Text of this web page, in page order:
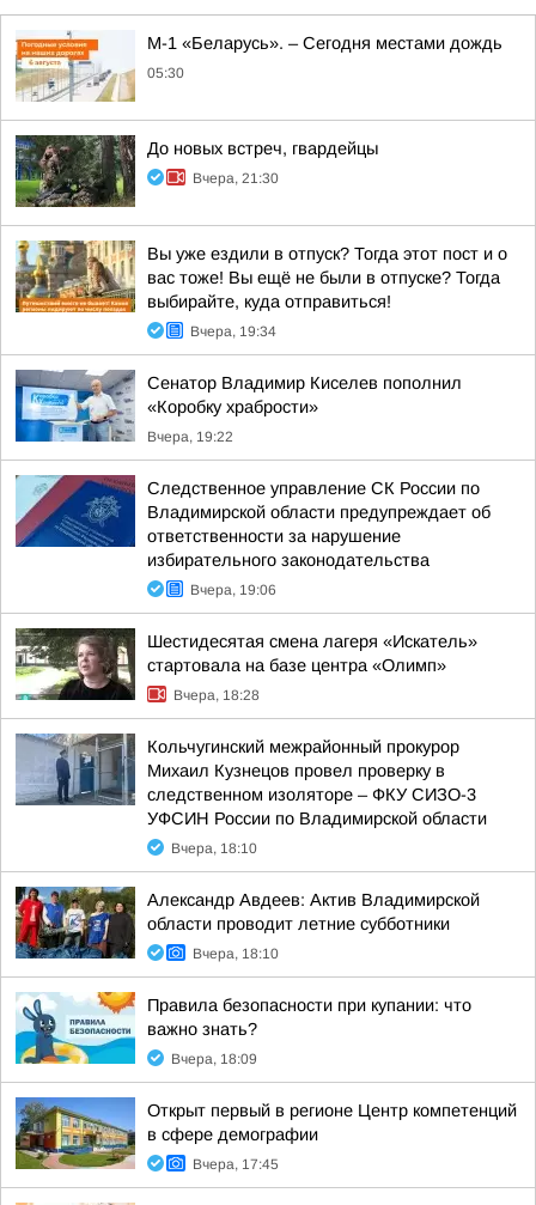
М-1 «Беларусь». – Сегодня местами дождь
05:30
До новых встреч, гвардейцы
Вчера, 21:30
Вы уже ездили в отпуск? Тогда этот пост и о
вас тоже! Вы ещё не были в отпуске? Тогда
выбирайте, куда отправиться!
Вчера, 19:34
Сенатор Владимир Киселев пополнил
«Коробку храбрости»
Вчера, 19:22
Следственное управление СК России по
Владимирской области предупреждает об
ответственности за нарушение
избирательного законодательства
Вчера, 19:06
Шестидесятая смена лагеря «Искатель»
стартовала на базе центра «Олимп»
Вчера, 18:28
Кольчугинский межрайонный прокурор
Михаил Кузнецов провел проверку в
следственном изоляторе – ФКУ СИЗО-3
УФСИН России по Владимирской области
Вчера, 18:10
Александр Авдеев: Актив Владимирской
области проводит летние субботники
Вчера, 18:10
Правила безопасности при купании: что
важно знать?
Вчера, 18:09
Открыт первый в регионе Центр компетенций
в сфере демографии
Вчера, 17:45